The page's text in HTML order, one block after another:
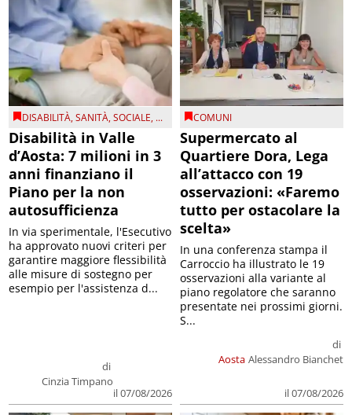
DISABILITÀ,SANITÀ,SOCIALE, ...
Disabilità in Valle
d’Aosta: 7 milioni in 3
anni finanziano il
Piano per la non
autosufficienza
di
Cinzia Timpano
il 07/08/2026
In via sperimentale, l'Esecutivo
ha approvato nuovi criteri per
garantire maggiore flessibilità
alle misure di sostegno per
esempio per l'assistenza d...
COMUNI
Supermercato al
Quartiere Dora, Lega
all’attacco con 19
osservazioni: «Faremo
tutto per ostacolare la
scelta»
Aosta
di
Alessandro Bianchet
il 07/08/2026
In una conferenza stampa il
Carroccio ha illustrato le 19
osservazioni alla variante al
piano regolatore che saranno
presentate nei prossimi giorni.
S...